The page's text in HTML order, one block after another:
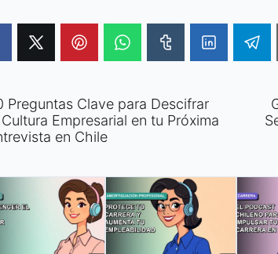
Preguntas Clave para Descifrar
Empresarial en tu Próxima
en Chile